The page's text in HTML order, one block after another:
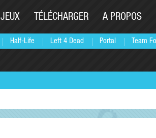
Half-Life Left 4 Dead Portal Team
JEUX TÉLÉCHARGER A PROPOS